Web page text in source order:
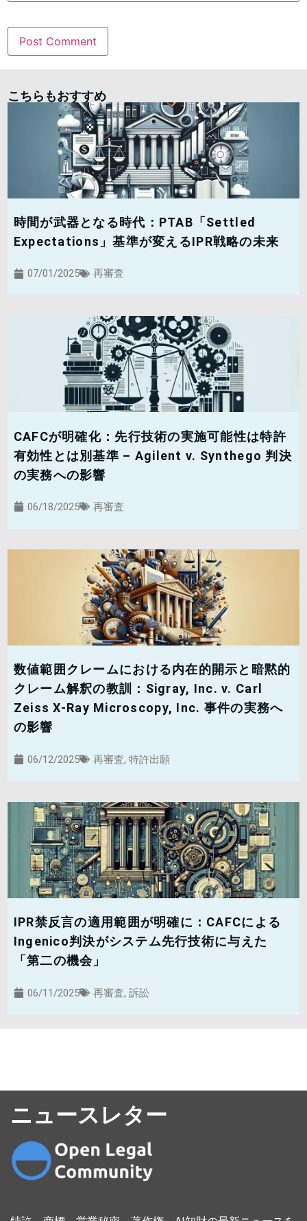
こちらもおすすめ
時間が武器となる時代：PTAB「Settled
Expectations」基準が変えるIPR戦略の未来
07/01/2025 再審査
CAFCが明確化：先行技術の実施可能性は特許
有効性とは別基準 – Agilent v. Synthego 判決
の実務への影響
06/18/2025 再審査
数値範囲クレームにおける内在的開示と暗黙的
クレーム解釈の教訓：Sigray, Inc. v. Carl
Zeiss X-Ray Microscopy, Inc. 事件の実務へ
の影響
06/12/2025 再審査, 特許出願
IPR禁反言の適用範囲が明確に：CAFCによる
Ingenico判決がシステム先行技術に与えた
「第二の機会」
06/11/2025 再審査, 訴訟
ニュースレター